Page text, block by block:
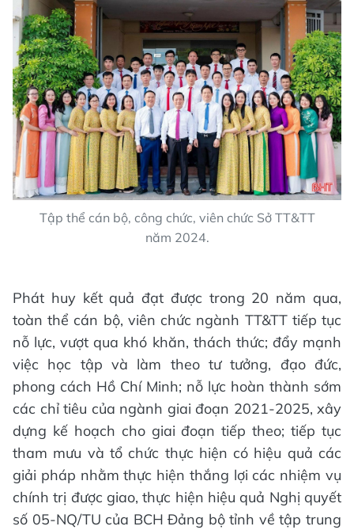
Tập thể cán bộ, công chức, viên chức Sở TT&TT
năm 2024.
Phát huy kết quả đạt được trong 20 năm qua,
toàn thể cán bộ, viên chức ngành TT&TT tiếp tục
nỗ lực, vượt qua khó khăn, thách thức; đẩy mạnh
việc học tập và làm theo tư tưởng, đạo đức,
phong cách Hồ Chí Minh; nỗ lực hoàn thành sớm
các chỉ tiêu của ngành giai đoạn 2021-2025, xây
dựng kế hoạch cho giai đoạn tiếp theo; tiếp tục
tham mưu và tổ chức thực hiện có hiệu quả các
giải pháp nhằm thực hiện thắng lợi các nhiệm vụ
chính trị được giao, thực hiện hiệu quả Nghị quyết
số 05-NQ/TU của BCH Đảng bộ tỉnh về tập trung